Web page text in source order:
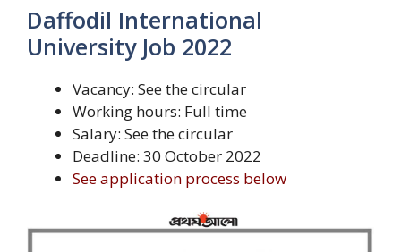
Daffodil International
University Job 2022
Vacancy: See the circular
Working hours: Full time
Salary: See the circular
Deadline: 30 October 2022
See application process below